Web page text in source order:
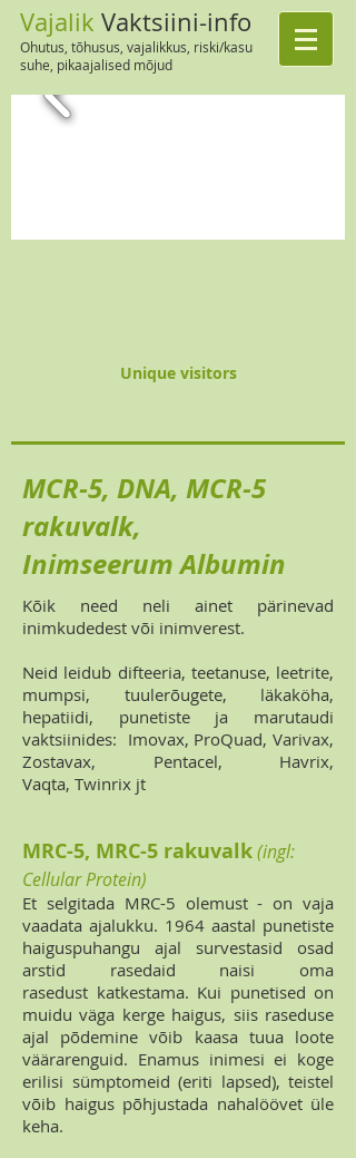
Vajalik Vaktsiini-info
Ohutus, tõhusus, vajalikkus, riski/kasu
suhe, pikaajalised mõjud
Unique visitors
MCR-5, DNA, MCR-5
rakuvalk,
Inimseerum Albumin
Kõik need neli ainet pärinevad
inimkudedest või inimverest.
Neid leidub difteeria, teetanuse, leetrite,
mumpsi, tuulerõugete, läkaköha,
hepatiidi, punetiste ja marutaudi
vaktsiinides: Imovax, ProQuad, Varivax,
Zostavax, Pentacel, Havrix,
Vaqta, Twinrix jt
MRC-5, MRC-5 rakuvalk(ingl:
Cellular Protein)
Et selgitada MRC-5 olemust - on vaja
vaadata ajalukku. 1964 aastal punetiste
haiguspuhangu ajal survestasid osad
arstid rasedaid naisi oma
rasedust katkestama. Kui punetised on
muidu väga kerge haigus, siis raseduse
ajal põdemine võib kaasa tuua loote
väärarenguid. Enamus inimesi ei koge
erilisi sümptomeid (eriti lapsed), teistel
võib haigus põhjustada nahalöövet üle
keha.